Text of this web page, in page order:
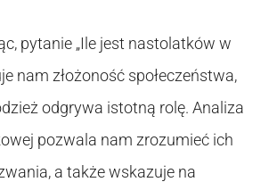
pytanie „Ile jest nastolatków w
nam złożoność społeczeństwa,
odgrywa istotną rolę. Analiza
pozwala nam zrozumieć ich
a także wskazuje na